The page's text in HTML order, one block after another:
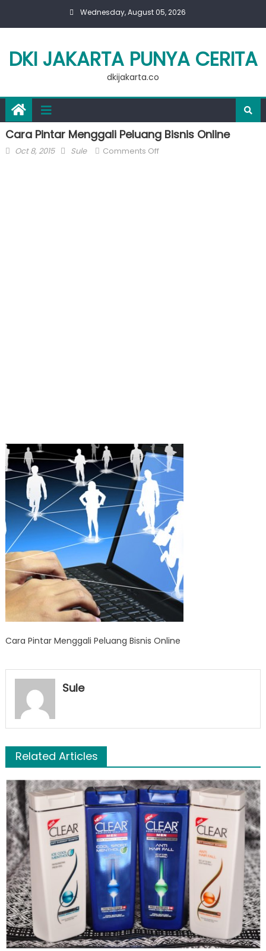
Wednesday, August 05, 2026
DKI JAKARTA PUNYA CERITA
dkijakarta.co
Cara Pintar Menggali Peluang Bisnis Online
Posted
Oct 8, 2015 Author
Sule Comments Offon
Cara Pintar Menggali Peluang Bisnis Online
Sule
Related Articles